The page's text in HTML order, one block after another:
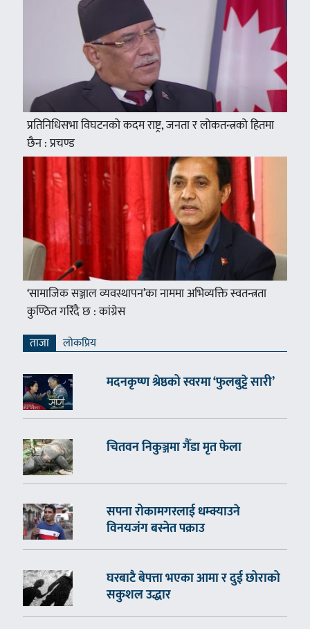
प्रतिनिधिसभा विघटनको कदम राष्ट्र, जनता र लोकतन्त्रको हितमा
छैन : प्रचण्ड
‘सामाजिक सञ्जाल व्यवस्थापन’का नाममा अभिव्यक्ति स्वतन्त्रता
कुण्ठित गरिँदै छ : कांग्रेस
ताजा लाेकप्रिय
मदनकृष्ण श्रेष्ठको स्वरमा ‘फुलबुट्टे सारी’
चितवन निकुञ्जमा गैँडा मृत फेला
सपना रोकामगरलाई धम्क्याउने
विनयजंग बस्नेत पक्राउ
घरबाटै बेपत्ता भएका आमा र दुई छोराको
सकुशल उद्धार